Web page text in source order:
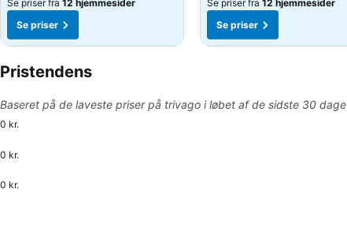
Se priser fra 12 hjemmesider
Se priser
Se priser fra 12 hjemmesider
Se priser
Pristendens
Baseret på de laveste priser på trivago i løbet af de sidste 30 dage
0 kr.
0 kr.
0 kr.